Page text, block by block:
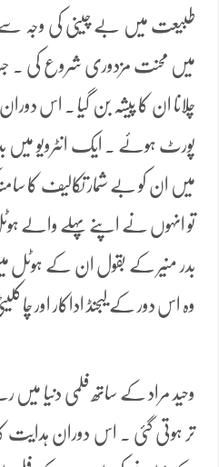
طبیعت میں بے چینی کی وجہ
میں محنت مزدوری شروع کی ۔ جب
چلانا ان کا پیشہ بن گیا ۔ اس
پورٹ ہوئے ۔ ایک انٹرویو میں
میں ان کو بے شمار تکالیف کا
تو انہوں نے اپنے پہلے والے
بدر منیر کے بقول ان کے ہوٹل
وہ اس دور کے لیجنڈ اداکار اور
وحید مراد کے ساتھ فلمی دنیا